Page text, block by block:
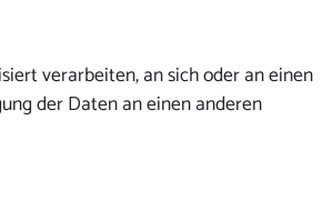
verarbeiten, an sich oder an einen
der Daten an einen anderen